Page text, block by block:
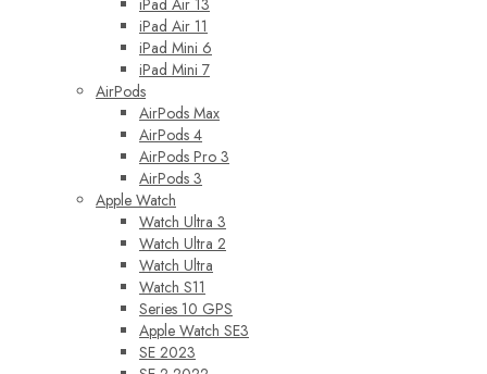
iPad Air 11
iPad Mini 6
iPad Mini 7
AirPods
AirPods Max
AirPods 4
AirPods Pro 3
AirPods 3
Apple Watch
Watch Ultra 3
Watch Ultra 2
Watch Ultra
Watch S11
Series 10 GPS
Apple Watch SE3
SE 2023